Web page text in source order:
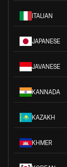
ITALIAN
JAPANESE
JAVANESE
KANNADA
KAZAKH
KHMER